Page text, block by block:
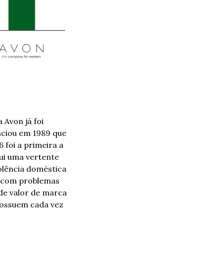
Avon já foi
em 1989 que
foi a primeira a
uma vertente
doméstica
problemas
valor de marca
cada vez